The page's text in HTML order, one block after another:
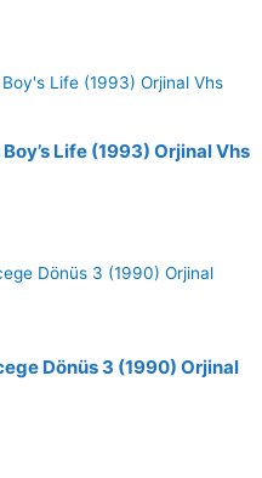
Life (1993) Orjinal Vhs
Dönüs 3 (1990) Orjinal